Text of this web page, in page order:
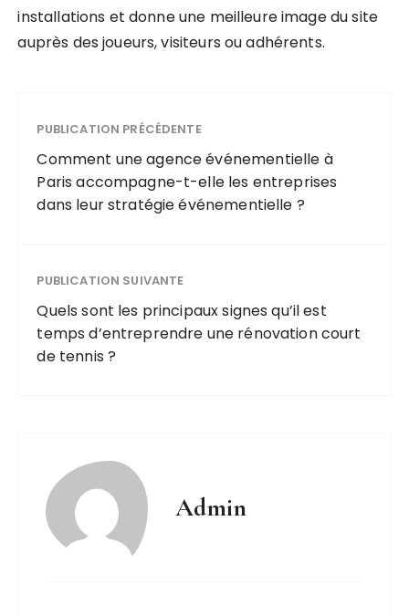
installations et donne une meilleure image du site
auprès des joueurs, visiteurs ou adhérents.
PUBLICATION PRÉCÉDENTE
Comment une agence événementielle à
Paris accompagne-t-elle les entreprises
dans leur stratégie événementielle ?
PUBLICATION SUIVANTE
Quels sont les principaux signes qu’il est
temps d’entreprendre une rénovation court
de tennis ?
Admin